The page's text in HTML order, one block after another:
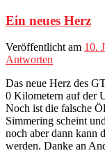
Ein neues Herz
Veröffentlicht am 10.
Antworten
Das neue Herz des
0 Kilometern auf der
Noch ist die falsche
Simmering scheint
noch aber dann kann
werden. Danke an